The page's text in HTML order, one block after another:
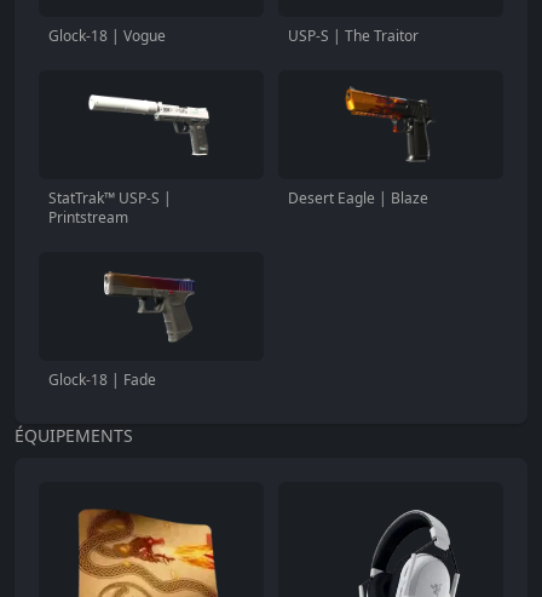
Glock-18 | Vogue USP-S | The Traitor
StatTrak™ USP-S |
Printstream
Desert Eagle | Blaze
Glock-18 | Fade
ÉQUIPEMENTS